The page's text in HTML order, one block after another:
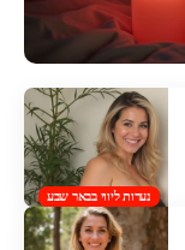
נערות ליווי בבאר שבע